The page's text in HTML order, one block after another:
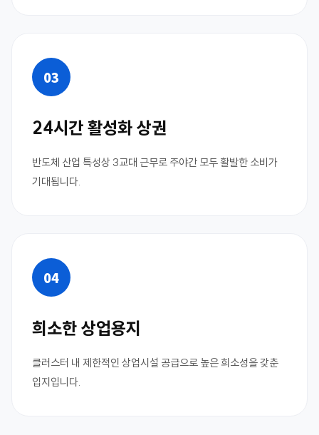
03
24시간 활성화 상권
반도체 산업 특성상 3교대 근무로 주야간 모두 활발한 소비가
기대됩니다.
04
희소한 상업용지
클러스터 내 제한적인 상업시설 공급으로 높은 희소성을 갖춘
입지입니다.